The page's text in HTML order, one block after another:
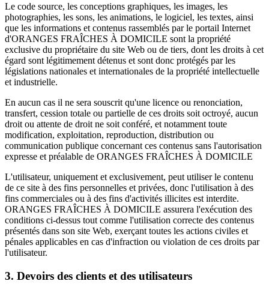
Le code source, les conceptions graphiques, les images, les
photographies, les sons, les animations, le logiciel, les textes, ainsi
que les informations et contenus rassemblés par le portail Internet
d'ORANGES FRAÎCHES À DOMICILE sont la propriété
exclusive du propriétaire du site Web ou de tiers, dont les droits à cet
égard sont légitimement détenus et sont donc protégés par les
législations nationales et internationales de la propriété intellectuelle
et industrielle.
En aucun cas il ne sera souscrit qu'une licence ou renonciation,
transfert, cession totale ou partielle de ces droits soit octroyé, aucun
droit ou attente de droit ne soit conféré, et notamment toute
modification, exploitation, reproduction, distribution ou
communication publique concernant ces contenus sans l'autorisation
expresse et préalable de ORANGES FRAÎCHES À DOMICILE
L'utilisateur, uniquement et exclusivement, peut utiliser le contenu
de ce site à des fins personnelles et privées, donc l'utilisation à des
fins commerciales ou à des fins d'activités illicites est interdite.
ORANGES FRAÎCHES À DOMICILE assurera l'exécution des
conditions ci-dessus tout comme l'utilisation correcte des contenus
présentés dans son site Web, exerçant toutes les actions civiles et
pénales applicables en cas d'infraction ou violation de ces droits par
l'utilisateur.
3. Devoirs des clients et des utilisateurs